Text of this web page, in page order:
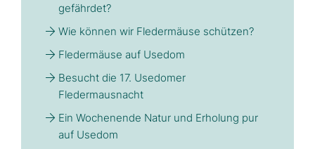
gefährdet?
Wie können wir Fledermäuse schützen?
Fledermäuse auf Usedom
Besucht die 17. Usedomer
Fledermausnacht
Ein Wochenende Natur und Erholung pur
auf Usedom